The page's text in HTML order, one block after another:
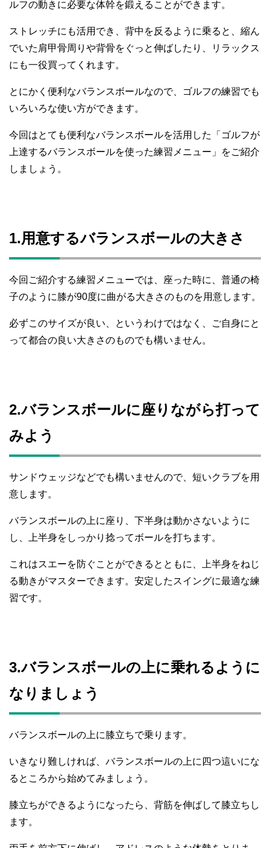
ルフの動きに必要な体幹を鍛えることができます。
ストレッチにも活用でき、背中を反るように乗ると、縮ん
でいた肩甲骨周りや背骨をぐっと伸ばしたり、リラックス
にも一役買ってくれます。
とにかく便利なバランスボールなので、ゴルフの練習でも
いろいろな使い方ができます。
今回はとても便利なバランスボールを活用した「ゴルフが
上達するバランスボールを使った練習メニュー」をご紹介
しましょう。
1.用意するバランスボールの大きさ
今回ご紹介する練習メニューでは、座った時に、普通の椅
子のように膝が90度に曲がる大きさのものを用意します。
必ずこのサイズが良い、というわけではなく、ご自身にと
って都合の良い大きさのものでも構いません。
2.バランスボールに座りながら打って
みよう
サンドウェッジなどでも構いませんので、短いクラブを用
意します。
バランスボールの上に座り、下半身は動かさないように
し、上半身をしっかり捻ってボールを打ちます。
これはスエーを防ぐことができるとともに、上半身をねじ
る動きがマスターできます。安定したスイングに最適な練
習です。
3.バランスボールの上に乗れるように
なりましょう
バランスボールの上に膝立ちで乗ります。
いきなり難しければ、バランスボールの上に四つ這いにな
るところから始めてみましょう。
膝立ちができるようになったら、背筋を伸ばして膝立ちし
ます。